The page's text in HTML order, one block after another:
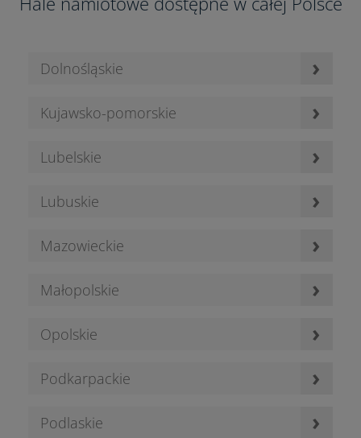
Dolnośląskie ›
Kujawsko-pomorskie ›
Lubelskie ›
Lubuskie ›
Mazowieckie ›
Małopolskie ›
Opolskie ›
Podkarpackie ›
Podlaskie ›